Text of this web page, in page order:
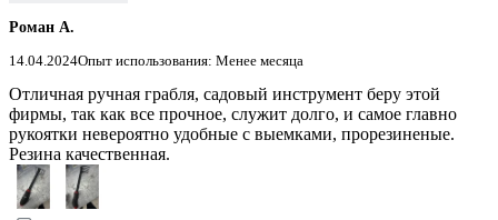
Роман А.
14.04.2024Опыт использования: Менее месяца
Отличная ручная грабля, садовый инструмент беру этой
фирмы, так как все прочное, служит долго, и самое главно
рукоятки невероятно удобные с выемками, прорезиненые.
Резина качественная.